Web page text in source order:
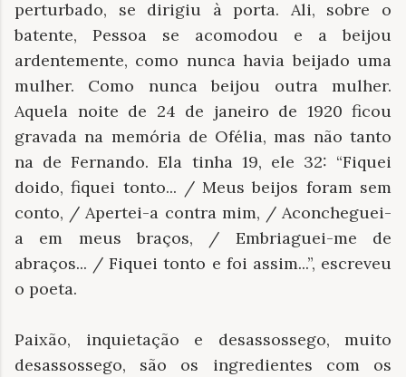
perturbado, se dirigiu à porta. Ali, sobre o
batente, Pessoa se acomodou e a beijou
ardentemente, como nunca havia beijado uma
mulher. Como nunca beijou outra mulher.
Aquela noite de 24 de janeiro de 1920 ficou
gravada na memória de Ofélia, mas não tanto
na de Fernando. Ela tinha 19, ele 32: “Fiquei
doido, fiquei tonto... / Meus beijos foram sem
conto, / Apertei-a contra mim, / Aconcheguei-
a em meus braços, / Embriaguei-me de
abraços... / Fiquei tonto e foi assim...”, escreveu
o poeta.
Paixão, inquietação e desassossego, muito
desassossego, são os ingredientes com os